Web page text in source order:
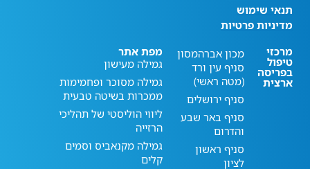
תנאי שימוש
מדיניות פרטיות
מרכזי
טיפול
בפריסה
ארצית
מכון אברהמסון
סניף עין ורד
(מטה ראשי)
סניף ירושלים
סניף באר שבע
והדרום
סניף ראשון
לציון
מפת אתר
גמילה מעישון
גמילה מסוכר ופחמימות
ממכרות בשיטה טבעית
ליווי הוליסטי של תהליכי
הרזייה
גמילה מקנאביס וסמים
קלים